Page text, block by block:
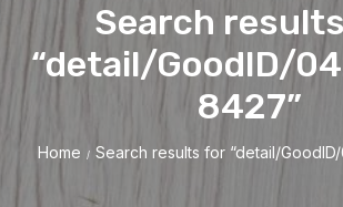
Search
“detail/GoodID/
8427”
Home / Search results for “detail/